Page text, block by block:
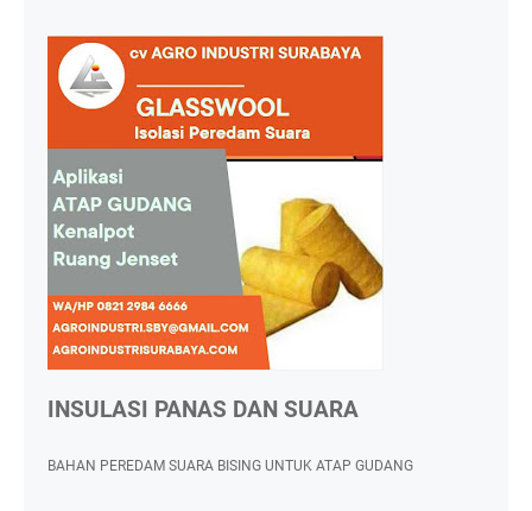
INSULASI PANAS DAN SUARA
BAHAN PEREDAM SUARA BISING UNTUK ATAP GUDANG